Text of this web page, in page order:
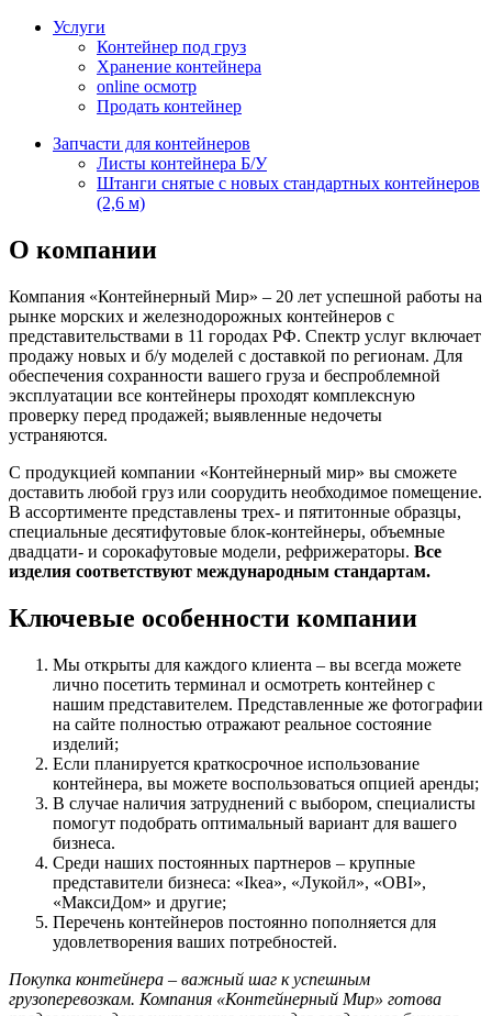
Услуги
Контейнер под груз
Хранение контейнера
online осмотр
Продать контейнер
Запчасти для контейнеров
Листы контейнера Б/У
Штанги снятые с новых стандартных контейнеров
(2,6 м)
О компании
Компания «Контейнерный Мир» – 20 лет успешной работы на
рынке морских и железнодорожных контейнеров с
представительствами в 11 городах РФ. Спектр услуг включает
продажу новых и б/у моделей с доставкой по регионам. Для
обеспечения сохранности вашего груза и беспроблемной
эксплуатации все контейнеры проходят комплексную
проверку перед продажей; выявленные недочеты
устраняются.
С продукцией компании «Контейнерный мир» вы сможете
доставить любой груз или соорудить необходимое помещение.
В ассортименте представлены трех- и пятитонные образцы,
специальные десятифутовые блок-контейнеры, объемные
двадцати- и сорокафутовые модели, рефрижераторы. Все
изделия соответствуют международным стандартам.
Ключевые особенности компании
Мы открыты для каждого клиента – вы всегда можете
лично посетить терминал и осмотреть контейнер с
нашим представителем. Представленные же фотографии
на сайте полностью отражают реальное состояние
изделий;
Если планируется краткосрочное использование
контейнера, вы можете воспользоваться опцией аренды;
В случае наличия затруднений с выбором, специалисты
помогут подобрать оптимальный вариант для вашего
бизнеса.
Среди наших постоянных партнеров – крупные
представители бизнеса: «Ikea», «Лукойл», «OBI»,
«МаксиДом» и другие;
Перечень контейнеров постоянно пополняется для
удовлетворения ваших потребностей.
Покупка контейнера – важный шаг к успешным
грузоперевозкам. Компания «Контейнерный Мир» готова